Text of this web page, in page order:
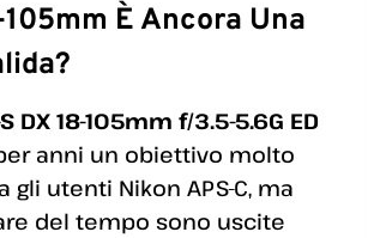
È Ancora Una
DX 18-105mm f/3.5-5.6G ED
anni un obiettivo molto
gli utenti Nikon APS-C, ma
del tempo sono uscite